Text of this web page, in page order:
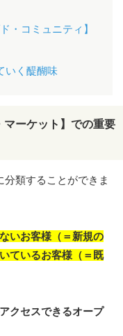
・コミュニティ】
いく醍醐味
ーケット】での重要
類することができま
いお客様（＝新規の
ているお客様（＝既
クセスできるオープ